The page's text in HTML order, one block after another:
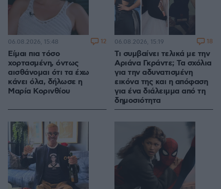
Είμαι πια τόσο
χορτασμένη, όντως
αισθάνομαι ότι τα έχω
κάνει όλα, δήλωσε η
Μαρία Κορινθίου
06.08.2026, 15:48 12
Τι συμβαίνει τελικά με την
Αριάνα Γκράντε; Τα σχόλια
για την αδυνατισμένη
εικόνα της και η απόφαση
για ένα διάλειμμα από τη
δημοσιότητα
06.08.2026, 15:19 18